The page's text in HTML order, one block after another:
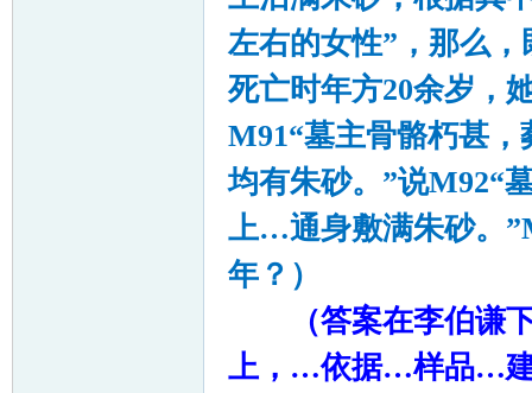
左右的女性”，那么
死亡时年方20余岁，
M91“墓主骨骼朽甚
均有朱砂。”说M92“
上…通身敷满朱砂。”
年？）
（答案在李伯
上，…依据…样品…